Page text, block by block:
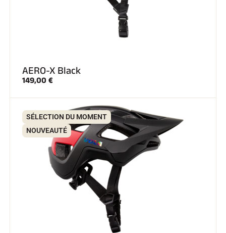
AERO-X Black
149,00 €
SÉLECTION DU MOMENT
NOUVEAUTÉ